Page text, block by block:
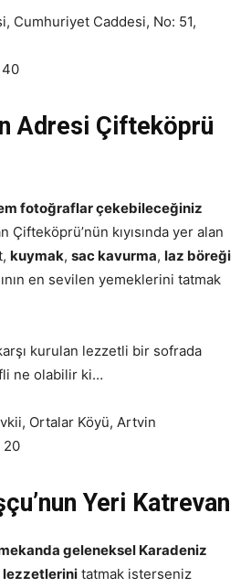
Cumhuriyet Caddesi, No: 51,
40
Adresi Çifteköprü
fotoğraflar çekebileceğiniz
Çifteköprü’nün kıyısında yer alan
kuymak, sac kavurma, laz böreği
en sevilen yemeklerini tatmak
kurulan lezzetli bir sofrada
ne olabilir ki…
Ortalar Köyü, Artvin
20
Yeri Katrevan
geleneksel Karadeniz
lezzetlerini tatmak isterseniz